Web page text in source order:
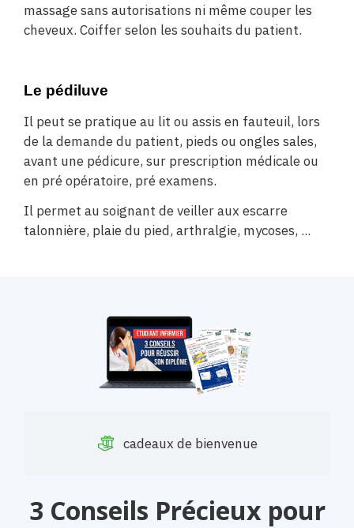
massage sans autorisations ni même couper les
cheveux. Coiffer selon les souhaits du patient.
Le pédiluve
Il peut se pratique au lit ou assis en fauteuil, lors
de la demande du patient, pieds ou ongles sales,
avant une pédicure, sur prescription médicale ou
en pré opératoire, pré examens.
Il permet au soignant de veiller aux escarre
talonnière, plaie du pied, arthralgie, mycoses, ...
cadeaux de bienvenue
3 Conseils Précieux pour